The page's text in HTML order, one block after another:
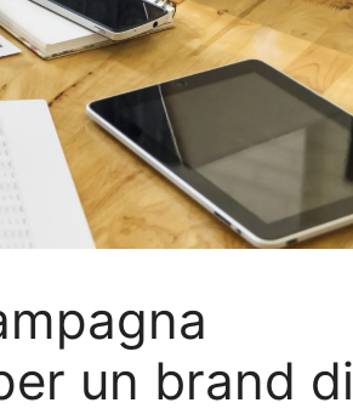
un brand di